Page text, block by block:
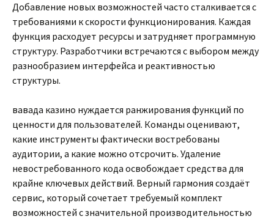
Добавление новых возможностей часто сталкивается с
требованиями к скорости функционирования. Каждая
функция расходует ресурсы и затрудняет программную
структуру. Разработчики встречаются с выбором между
разнообразием интерфейса и реактивностью
структуры.
вавада казино нуждается ранжирования функций по
ценности для пользователей. Команды оценивают,
какие инструменты фактически востребованы
аудитории, а какие можно отсрочить. Удаление
невостребованного кода освобождает средства для
крайне ключевых действий. Верный гармония создаёт
сервис, который сочетает требуемый комплект
возможностей с значительной производительностью